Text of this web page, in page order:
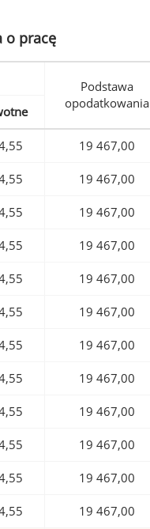
o pracę
Podstawa
opodatkowania
19 467,00
19 467,00
19 467,00
19 467,00
19 467,00
19 467,00
19 467,00
19 467,00
19 467,00
19 467,00
19 467,00
19 467,00